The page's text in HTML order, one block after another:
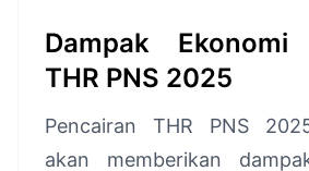
Dampak Ekonomi
THR PNS 2025
Pencairan THR PNS
akan memberikan